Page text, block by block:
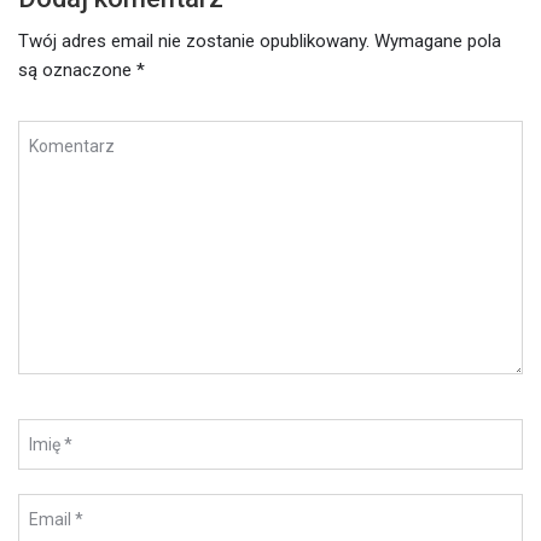
Twój adres email nie zostanie opublikowany. Wymagane pola
są oznaczone *